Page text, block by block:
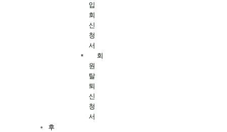
입
회
신
청
서
회
원
탈
퇴
신
청
서
후